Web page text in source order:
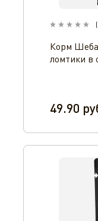
(
Корм
ломтики в
49.90